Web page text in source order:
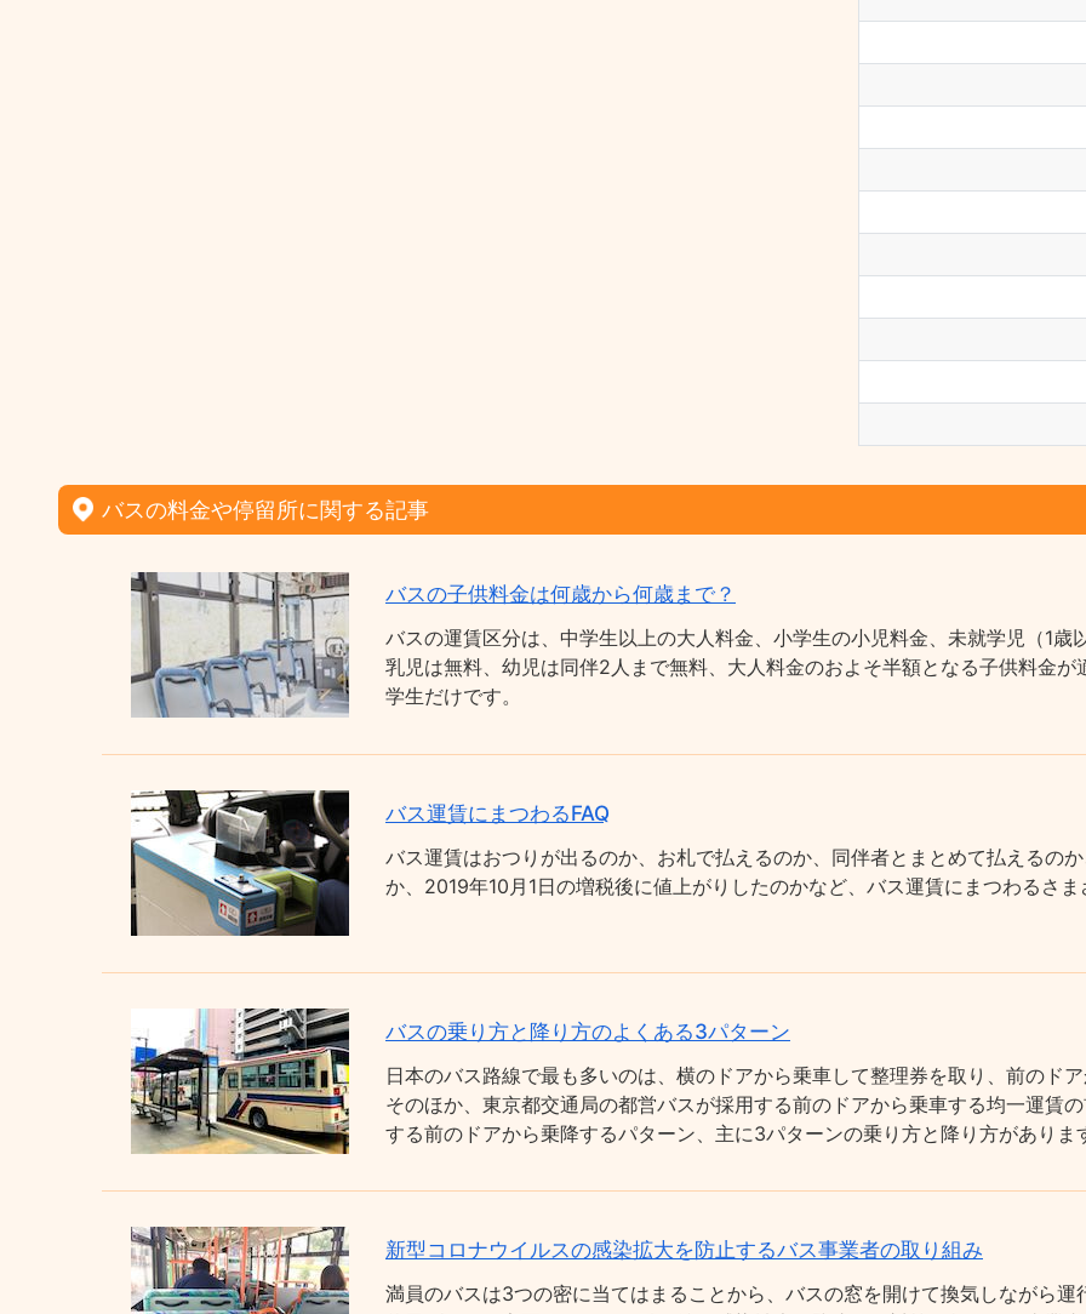
バスの料金や停留所に関する記事
バスの子供料金は何歳から何歳まで？
バスの運賃区分は、中学生以上の大人料金、小学生の小児料金、未就学児（1
乳児は無料、幼児は同伴2人まで無料、大人料金のおよそ半額となる子供料金
学生だけです。
バス運賃にまつわるFAQ
バス運賃はおつりが出るのか、お札で払えるのか、同伴者とまとめて払えるの
か、2019年10月1日の増税後に値上がりしたのかなど、バス運賃にまつわるさ
バスの乗り方と降り方のよくある3パターン
日本のバス路線で最も多いのは、横のドアから乗車して整理券を取り、前のド
そのほか、東京都交通局の都営バスが採用する前のドアから乗車する均一運賃
する前のドアから乗降するパターン、主に3パターンの乗り方と降り方がありま
新型コロナウイルスの感染拡大を防止するバス事業者の取り組み
満員のバスは3つの密に当てはまることから、バスの窓を開けて換気しながら